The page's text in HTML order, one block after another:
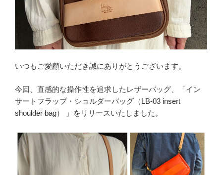
いつもご愛顧いただき誠にありがとうございます。
今回、直感的な操作性を追求したレザーバッグ、「イン
サートフラップ・ショルダーバッグ（LB-03 insert
shoulder bag） 」をリリースいたしました。